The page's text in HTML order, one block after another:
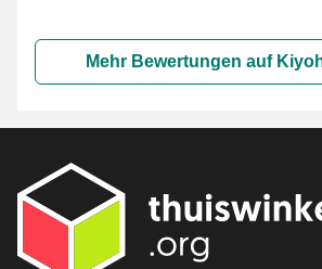
Mehr Bewertungen auf